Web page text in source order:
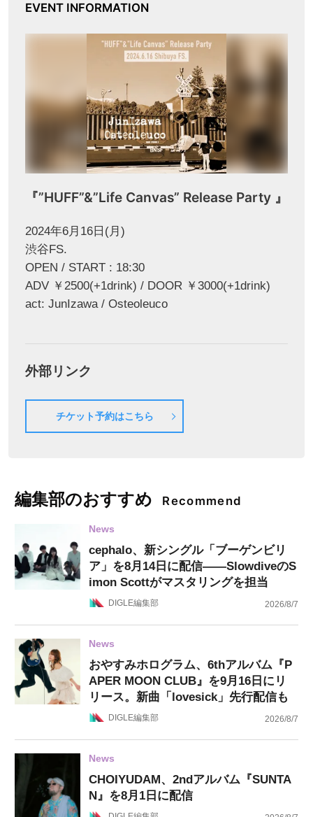
EVENT INFORMATION
『”HUFF”&”Life Canvas” Release Party 』
2024年6月16日(月)
渋谷FS.
OPEN / START : 18:30
ADV ￥2500(+1drink) / DOOR ￥3000(+1drink)
act: JunIzawa / Osteoleuco
外部リンク
チケット予約はこちら
編集部のおすすめ Recommend
News
cephalo、新シングル「ブーゲンビリ
ア」を8月14日に配信——SlowdiveのS
imon Scottがマスタリングを担当
DIGLE編集部 2026/8/7
News
おやすみホログラム、6thアルバム『P
APER MOON CLUB』を9月16日にリ
リース。新曲「lovesick」先行配信も
DIGLE編集部 2026/8/7
News
CHOIYUDAM、2ndアルバム『SUNTA
N』を8月1日に配信